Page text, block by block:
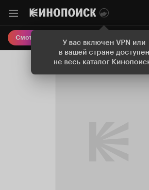
У вас включен VPN или
в вашей стране доступен
не весь каталог
Смотреть кино Онлайн-